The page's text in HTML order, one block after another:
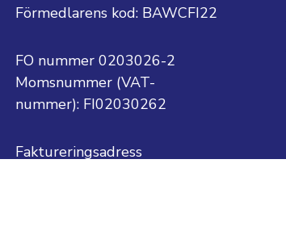
Förmedlarens kod: BAWCFI22
FO nummer 0203026-2
Momsnummer (VAT-
nummer): FI02030262
Faktureringsadress